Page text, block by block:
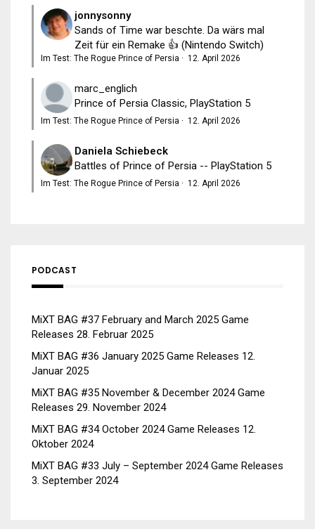
jonnysonny
Sands of Time war beschte. Da wärs mal
Zeit für ein Remake 👍 (Nintendo Switch)
Im Test: The Rogue Prince of Persia · 12. April 2026
marc_englich
Prince of Persia Classic, PlayStation 5
Im Test: The Rogue Prince of Persia · 12. April 2026
Daniela Schiebeck
Battles of Prince of Persia -- PlayStation 5
Im Test: The Rogue Prince of Persia · 12. April 2026
PODCAST
MiXT BAG #37 February and March 2025 Game
Releases 28. Februar 2025
MiXT BAG #36 January 2025 Game Releases 12.
Januar 2025
MiXT BAG #35 November & December 2024 Game
Releases 29. November 2024
MiXT BAG #34 October 2024 Game Releases 12.
Oktober 2024
MiXT BAG #33 July – September 2024 Game Releases
3. September 2024